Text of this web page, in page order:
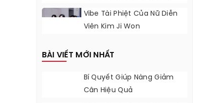
Ngày Lạnh
Vibe Tài Phiệt Của Nữ Diễn
Viên Kim Ji Won
BÀI VIẾT MỚI NHẤT
Bí Quyết Giúp Nàng Giảm
Cân Hiệu Quả